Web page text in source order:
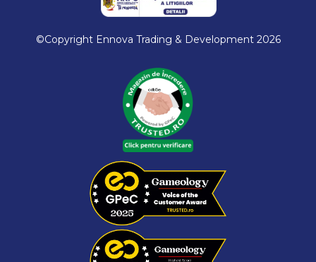
©Copyright Ennova Trading & Development 2026